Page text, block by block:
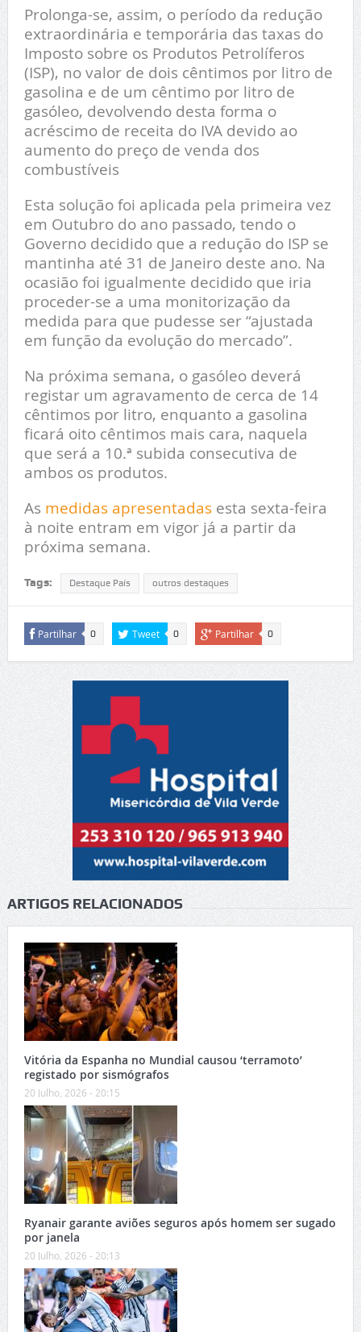
Prolonga-se, assim, o período da redução
extraordinária e temporária das taxas do
Imposto sobre os Produtos Petrolíferos
(ISP), no valor de dois cêntimos por litro de
gasolina e de um cêntimo por litro de
gasóleo, devolvendo desta forma o
acréscimo de receita do IVA devido ao
aumento do preço de venda dos
combustíveis
Esta solução foi aplicada pela primeira vez
em Outubro do ano passado, tendo o
Governo decidido que a redução do ISP se
mantinha até 31 de Janeiro deste ano. Na
ocasião foi igualmente decidido que iria
proceder-se a uma monitorização da
medida para que pudesse ser “ajustada
em função da evolução do mercado”.
Na próxima semana, o gasóleo deverá
registar um agravamento de cerca de 14
cêntimos por litro, enquanto a gasolina
ficará oito cêntimos mais cara, naquela
que será a 10.ª subida consecutiva de
ambos os produtos.
As medidas apresentadasesta sexta-feira
à noite entram em vigor já a partir da
próxima semana.
Tags: Destaque País outros destaques
Partilhar 0 Tweet 0 Partilhar 0
ARTIGOS RELACIONADOS
Vitória da Espanha no Mundial causou ‘terramoto’
registado por sismógrafos
20 Julho, 2026 - 20:15
Ryanair garante aviões seguros após homem ser sugado
por janela
20 Julho, 2026 - 20:13